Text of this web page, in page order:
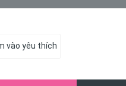
vào yêu thích